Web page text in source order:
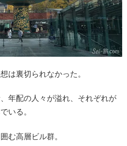
は裏切られなかった。
年配の人々が溢れ、それぞれが
いる。
む高層ビル群。